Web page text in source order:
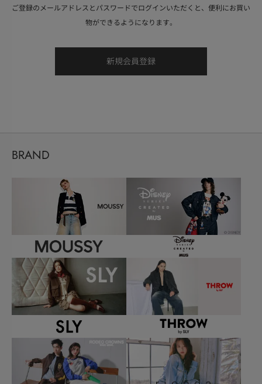
ご登録のメールアドレスとパスワードでログインいただくと、便利にお買い
物ができるようになります。
BRAND